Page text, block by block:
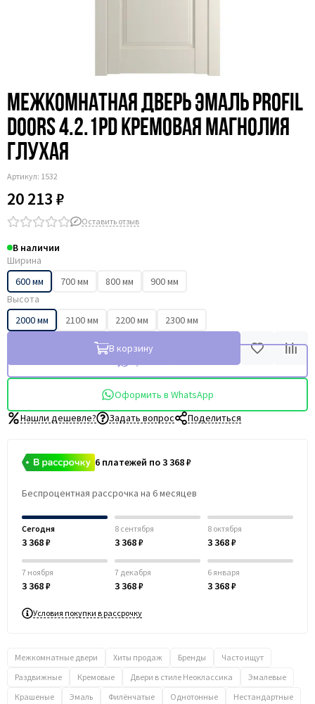
Межкомнатная дверь эмаль Profil
Doors 4.2.1PD кремовая магнолия
глухая
Артикул: 1532
20 213 ₽
Оставить отзыв
В наличии
Ширина
600 мм
700 мм 800 мм
900 мм
Высота
2000 мм
2100 мм 2200 мм 2300 мм
В корзину
Оформить в WhatsApp
Нашли дешевле?
Задать вопрос Поделиться
6 платежей по 3 368 ₽
Беспроцентная рассрочка на 6 месяцев
Сегодня
3 368 ₽
8 сентября
3 368 ₽
8 октября
3 368 ₽
7 ноября
3 368 ₽
7 декабря
3 368 ₽
6 января
3 368 ₽
Условия покупки в рассрочку
Межкомнатные двери Хиты продаж Бренды
Часто ищут
Раздвижные
Кремовые Двери в стиле Неоклассика
Эмалевые
Крашеные
Эмаль Филёнчатые Однотонные
Нестандартные